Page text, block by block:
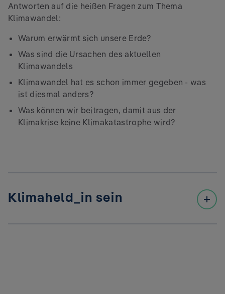
Antworten auf die heißen Fragen zum Thema
Klimawandel:
Warum erwärmt sich unsere Erde?
Was sind die Ursachen des aktuellen
Klimawandels
Klimawandel hat es schon immer gegeben - was
ist diesmal anders?
Was können wir beitragen, damit aus der
Klimakrise keine Klimakatastrophe wird?
Klimaheld_in sein